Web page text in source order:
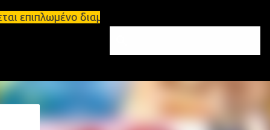
διαμέρισμα 65τ.μ Σπάρτη -